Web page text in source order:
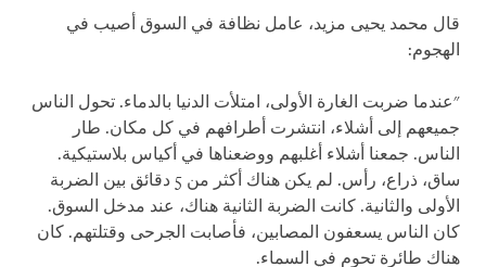
قال محمد يحيى مزيد، عامل نظافة في السوق أصيب في
الهجوم:
"عندما ضربت الغارة الأولى، امتلأت الدنيا بالدماء. تحول الناس
جميعهم إلى أشلاء، انتشرت أطرافهم في كل مكان. طار
الناس. جمعنا أشلاء أغلبهم ووضعناها في أكياس بلاستيكية.
ساق، ذراع، رأس. لم يكن هناك أكثر من 5 دقائق بين الضربة
الأولى والثانية. كانت الضربة الثانية هناك، عند مدخل السوق.
كان الناس يسعفون المصابين، فأصابت الجرحى وقتلتهم. كان
هناك طائرة تحوم في السماء.